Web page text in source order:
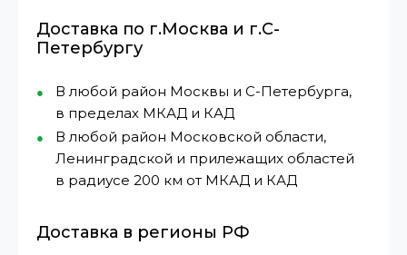
Доставка по г.Москва и г.С-
Петербургу
В любой район Москвы и С-Петербурга,
в пределах МКАД и КАД
В любой район Московской области,
Ленинградской и прилежащих областей
в радиусе 200 км от МКАД и КАД
Доставка в регионы РФ